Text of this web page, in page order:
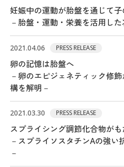
妊娠中の運動が胎盤を通じて
－胎盤・運動・栄養を活用し
2021.04.06 PRESS RELEASE
卵の記憶は胎盤へ
－卵のエピジェネティック修
構を解明－
2021.03.30 PRESS RELEASE
スプライシング調節化合物が
－スプライソスタチンAの強い
－